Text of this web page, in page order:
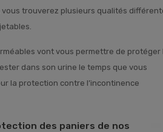
trouverez plusieurs qualités
vont vous permettre de
dans son urine le temps que vous
la protection contre l’incontinence
des paniers de nos